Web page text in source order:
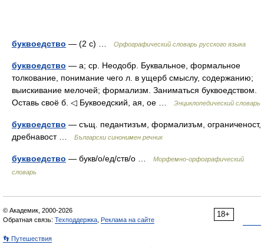
буквоедство — (2 с) … Орфографический словарь русского языка
буквоедство — а; ср. Неодобр. Буквальное, формальное
толкование, понимание чего л. в ущерб смыслу, содержанию;
выискивание мелочей; формализм. Заниматься буквоедством.
Оставь своё б. ◁ Буквоедский, ая, ое …
Энциклопедический словарь
буквоедство — същ. педантизъм, формализъм, ограниченост,
дребнавост …
Български синонимен речник
буквоедство — букв/о/ед/ств/о …
Морфемно-орфографический
словарь
18+
© Академик, 2000-2026
Обратная связь: Техподдержка Реклама на сайте
👣 Путешествия